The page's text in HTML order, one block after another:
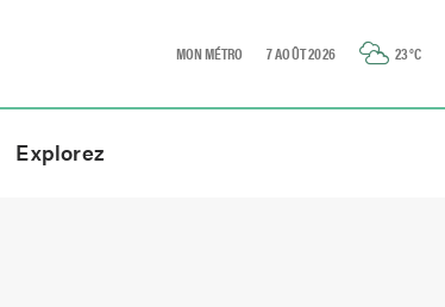
MON MÉTRO 7 AOÛT 2026 23°C
Explorez